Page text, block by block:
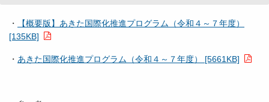
・
【概要版】あきた国際化推進プログラム（令和４～７年度）
[135KB]
・ あきた国際化推進プログラム（令和４～７年度） [5661KB]